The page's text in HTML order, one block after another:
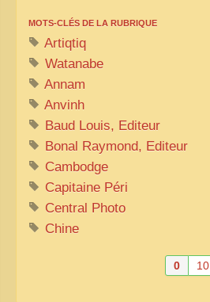
MOTS-CLÉS DE LA RUBRIQUE
Artiqtiq
Watanabe
Annam
Anvinh
Baud Louis, Editeur
Bonal Raymond, Editeur
Cambodge
Capitaine Péri
Central Photo
Chine
0 10